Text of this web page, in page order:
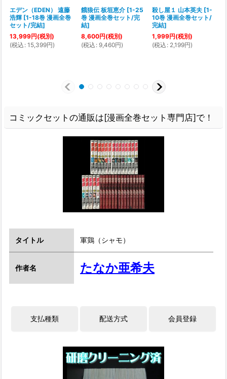
エデン（EDEN） 遠藤
浩輝 [1-18巻 漫画全巻
セット/完結]
13,999円(税別)
(税込 : 15,399円)
餓狼伝 板垣恵介 [1-25
巻 漫画全巻セット/完
結]
8,600円(税別)
(税込 : 9,460円)
殺し屋１ 山本英夫 [1-
10巻 漫画全巻セット/
完結]
1,999円(税別)
(税込 : 2,199円)
コミックセットの通販は[漫画全巻セット専門店]で！
タイトル 軍鶏（シャモ）
作者名 たなか亜希夫